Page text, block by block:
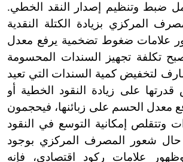
ضبط وتنظيم إصدار النقد الخطي.
المركزي بزيادة الكتلة النقدية
علامات ضغوط تضخمية يرفع معدل
تكلفة تجهيز السندات المحسومة
لتخفيض كمية السندات التي تعيد
على زيادة النقود الخطية أو
معدل الحسم على زبائنها، فيحجمون
إمكانية التوسع في النقود
حال شعور المصرف المركزي بوجود
علامات ركود اقتصادي، فإنه